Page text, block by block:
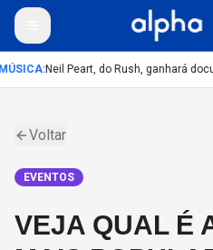
:Neil Peart, do Rush, ganhará
Voltar
EVENTOS
VEJA QUAL É